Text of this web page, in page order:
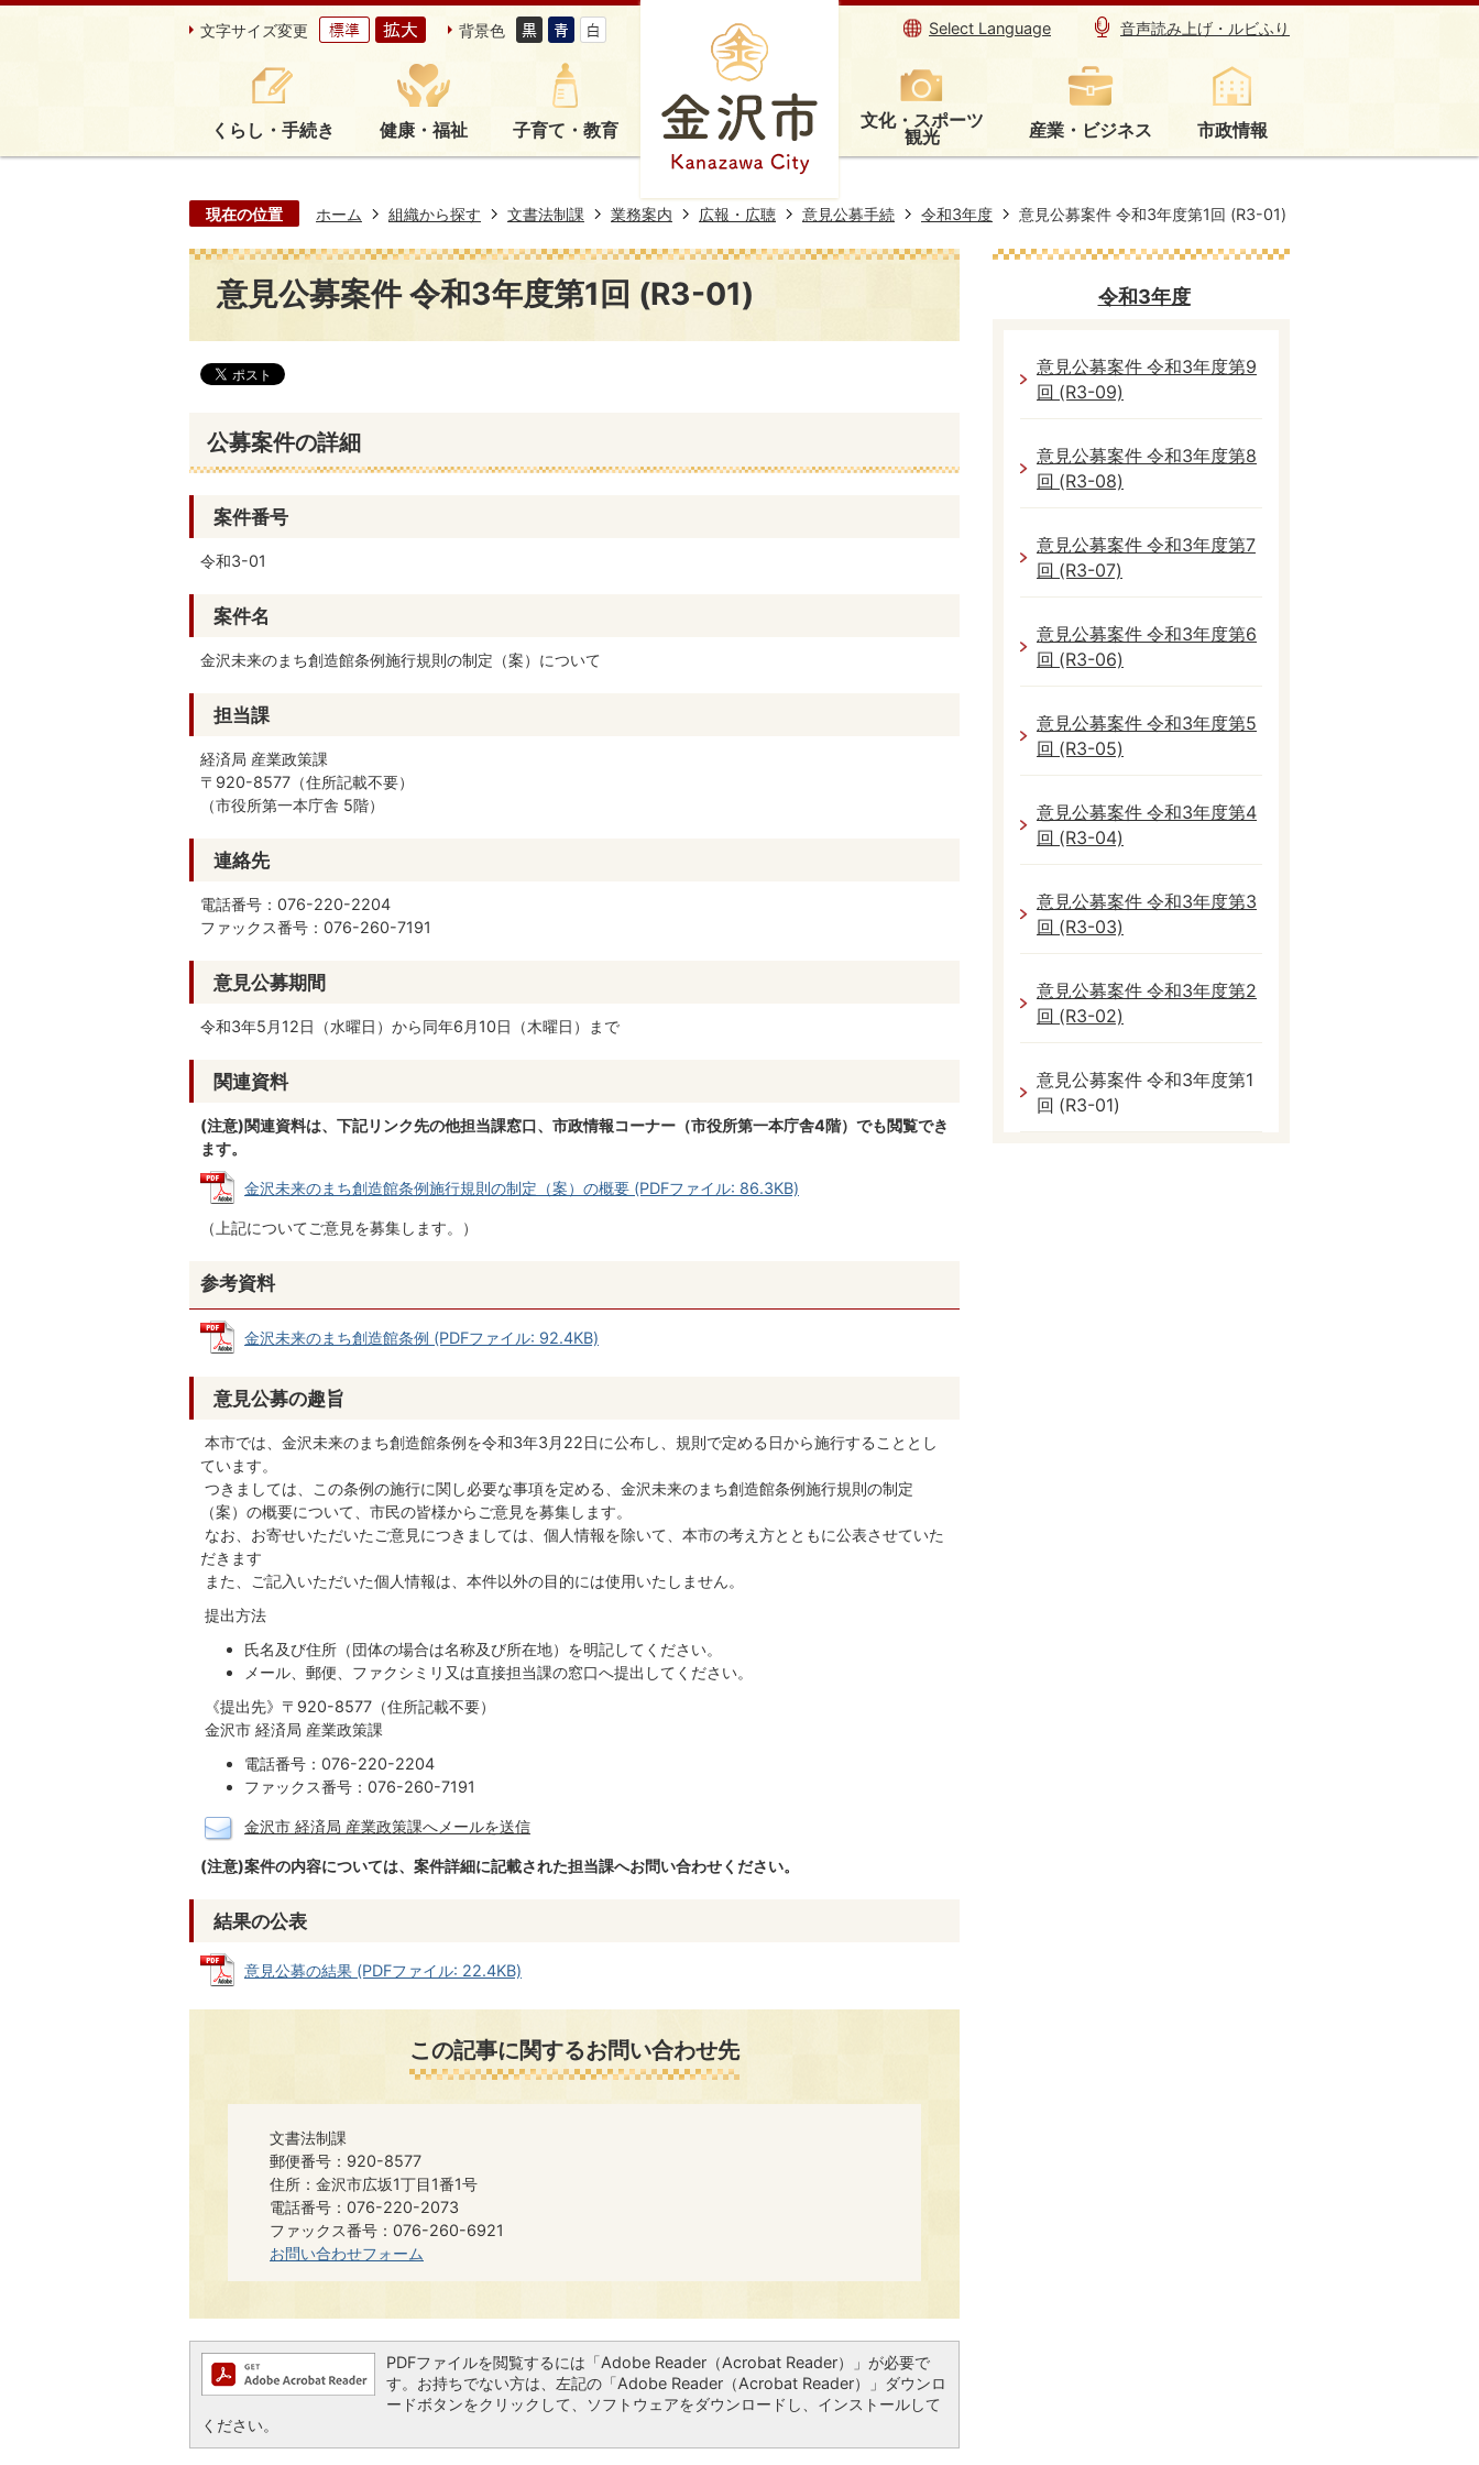
文字サイズ変更 背景色 Select Language 音声読み上げ・ルビふり
くらし・手続き 健康・福祉 子育て・教育 文化・スポーツ
観光 産業・ビジネス 市政情報
現在の位置 ホーム 組織から探す 文書法制課 業務案内 広報・広聴 意見公募手続 令和3年度 意見公募案件 令和3年度第1回 (R3-01)
意見公募案件 令和3年度第1回 (R3-01)
公募案件の詳細
案件番号
令和3-01
案件名
金沢未来のまち創造館条例施行規則の制定（案）について
担当課
経済局 産業政策課
〒920-8577（住所記載不要）
（市役所第一本庁舎 5階）
連絡先
電話番号：076-220-2204
ファックス番号：076-260-7191
意見公募期間
令和3年5月12日（水曜日）から同年6月10日（木曜日）まで
関連資料
(注意)関連資料は、下記リンク先の他担当課窓口、市政情報コーナー（市役所第一本庁舎4階）でも閲覧でき
ます。
金沢未来のまち創造館条例施行規則の制定（案）の概要 (PDFファイル: 86.3KB)
（上記についてご意見を募集します。）
参考資料
金沢未来のまち創造館条例 (PDFファイル: 92.4KB)
意見公募の趣旨
本市では、金沢未来のまち創造館条例を令和3年3月22日に公布し、規則で定める日から施行することとし
ています。
つきましては、この条例の施行に関し必要な事項を定める、金沢未来のまち創造館条例施行規則の制定
（案）の概要について、市民の皆様からご意見を募集します。
なお、お寄せいただいたご意見につきましては、個人情報を除いて、本市の考え方とともに公表させていた
だきます
また、ご記入いただいた個人情報は、本件以外の目的には使用いたしません。
提出方法
氏名及び住所（団体の場合は名称及び所在地）を明記してください。
メール、郵便、ファクシミリ又は直接担当課の窓口へ提出してください。
《提出先》〒920-8577（住所記載不要）
金沢市 経済局 産業政策課
電話番号：076-220-2204
ファックス番号：076-260-7191
金沢市 経済局 産業政策課へメールを送信
(注意)案件の内容については、案件詳細に記載された担当課へお問い合わせください。
結果の公表
意見公募の結果 (PDFファイル: 22.4KB)
この記事に関するお問い合わせ先
文書法制課
郵便番号：920-8577
住所：金沢市広坂1丁目1番1号
電話番号：076-220-2073
ファックス番号：076-260-6921​​​​
お問い合わせフォーム
PDFファイルを閲覧するには「Adobe Reader（Acrobat Reader）」が必要で
す。お持ちでない方は、左記の「Adobe Reader（Acrobat Reader）」ダウンロ
ードボタンをクリックして、ソフトウェアをダウンロードし、インストールして
ください。
令和3年度
意見公募案件 令和3年度第9
回 (R3-09)
意見公募案件 令和3年度第8
回 (R3-08)
意見公募案件 令和3年度第7
回 (R3-07)
意見公募案件 令和3年度第6
回 (R3-06)
意見公募案件 令和3年度第5
回 (R3-05)
意見公募案件 令和3年度第4
回 (R3-04)
意見公募案件 令和3年度第3
回 (R3-03)
意見公募案件 令和3年度第2
回 (R3-02)
意見公募案件 令和3年度第1
回 (R3-01)